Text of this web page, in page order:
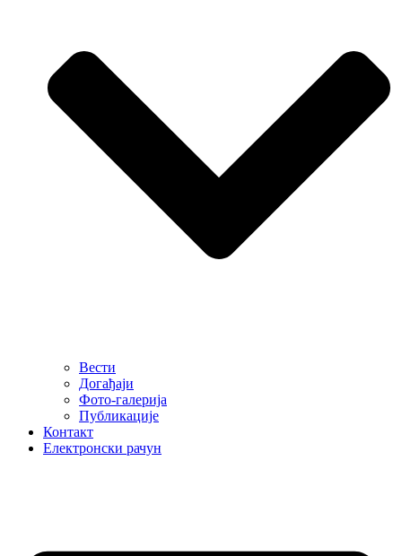
Вести
Догађаји
Фото-галерија
Публикације
Контакт
Електронски рачун